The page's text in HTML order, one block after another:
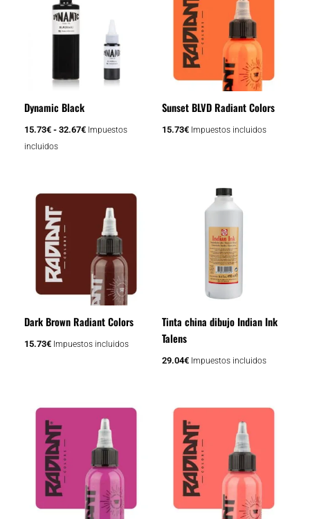
Dynamic Black
15.73€ - 32.67€
15.73€
32.67€
Impuestos
incluidos
tiene
múltiples
opciones
pueden
elegir
de
Sunset BLVD Radiant Colors
15.73€ Impuestos incluidos
Dark Brown Radiant Colors
15.73€ Impuestos incluidos
Tinta china dibujo Indian Ink
Talens
29.04€ Impuestos incluidos